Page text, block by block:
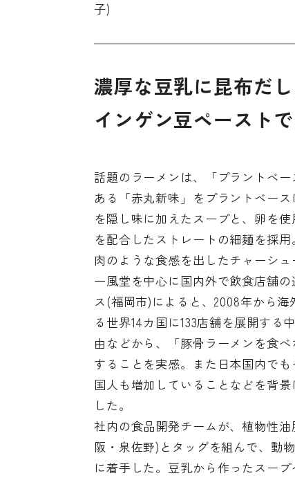
子)
濃厚な豆乳に昆布だ
インゲン豆ペースト
話題のラーメンは、「プラントベ
ある「赤丸新味」をプラントベー
を隠し味に加えたスープと、卵を
を配合したストレートの細麺を採
肉のような食感を出したチャーシ
一風堂を中心に国内外で飲食店舗
ス(福岡市)によると、2008年から
る世界14カ国に133店舗を展開す
由などから、「豚骨ラーメンを食
することを実感。また日本国内で
国人も増加していることなどを背
した。
社内の食品開発チームが、植物性
阪・泉佐野)とタッグを組んで、動
に着手した。豆乳から作ったスー